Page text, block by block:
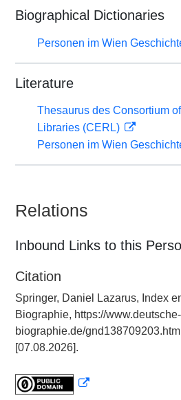
Biographical Dictionaries
Personen im Wien
Literature
Thesaurus des Consortium
Libraries (CERL)
Personen im Wien
Relations
Inbound Links to this
Citation
Springer, Daniel Lazarus, Index
Biographie, https://www.deutsche-
biographie.de/
[07.08.2026].